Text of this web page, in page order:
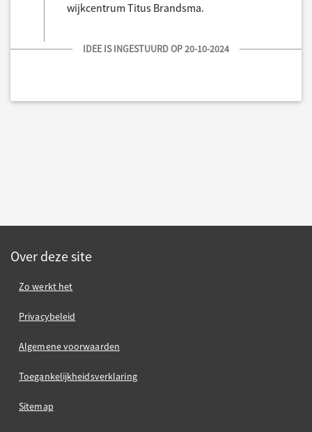
wijkcentrum Titus Brandsma.
IDEE IS INGESTUURD OP 20-10-2024
Over deze site
Zo werkt het
Privacybeleid
Algemene voorwaarden
Toegankelijkheidsverklaring
Sitemap